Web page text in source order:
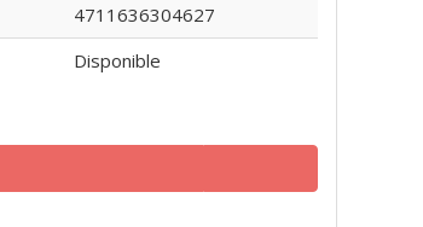
4711636304627
Disponible